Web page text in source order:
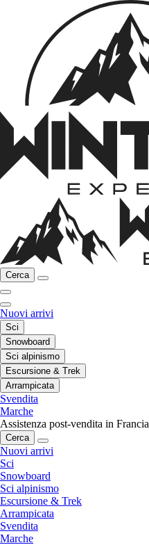
Cerca
Nuovi arrivi
Sci
Snowboard
Sci alpinismo
Escursione & Trek
Arrampicata
Svendita
Marche
Assistenza post-vendita in Francia
Cerca
Nuovi arrivi
Sci
Snowboard
Sci alpinismo
Escursione & Trek
Arrampicata
Svendita
Marche